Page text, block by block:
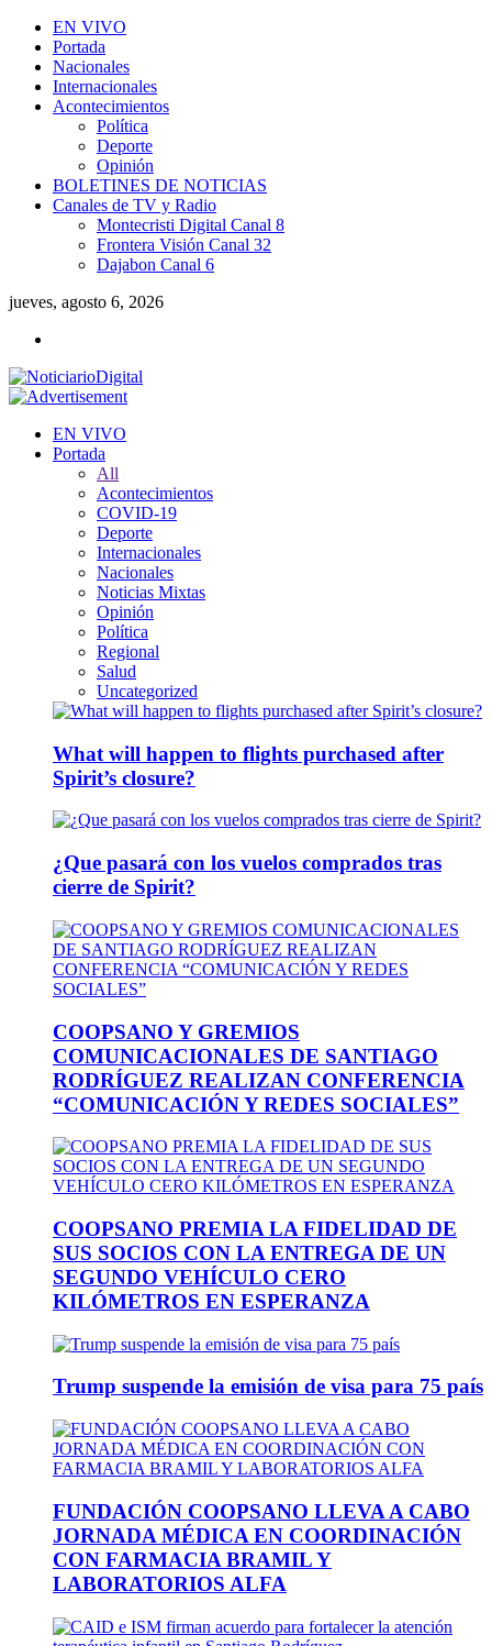
EN VIVO
Portada
Nacionales
Internacionales
Acontecimientos
Política
Deporte
Opinión
BOLETINES DE NOTICIAS
Canales de TV y Radio
Montecristi Digital Canal 8
Frontera Visión Canal 32
Dajabon Canal 6
jueves, agosto 6, 2026
EN VIVO
Portada
All
Acontecimientos
COVID-19
Deporte
Internacionales
Nacionales
Noticias Mixtas
Opinión
Política
Regional
Salud
Uncategorized
What will happen to flights purchased after
Spirit’s closure?
¿Que pasará con los vuelos comprados tras
cierre de Spirit?
COOPSANO Y GREMIOS
COMUNICACIONALES DE SANTIAGO
RODRÍGUEZ REALIZAN CONFERENCIA
“COMUNICACIÓN Y REDES SOCIALES”
COOPSANO PREMIA LA FIDELIDAD DE
SUS SOCIOS CON LA ENTREGA DE UN
SEGUNDO VEHÍCULO CERO
KILÓMETROS EN ESPERANZA
Trump suspende la emisión de visa para 75 país
FUNDACIÓN COOPSANO LLEVA A CABO
JORNADA MÉDICA EN COORDINACIÓN
CON FARMACIA BRAMIL Y
LABORATORIOS ALFA